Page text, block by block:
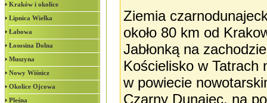
Kraków i okolice
Lipnica Wielka
Łabowa
Łososina Dolna
Muszyna
Nowy Wiśnicz
Okolice Ojcowa
Pleśna
Ziemia
około 80 km od
Jabłonką na
Kościelisko w Tatrach
w powiecie
Czarny Dunajec, na